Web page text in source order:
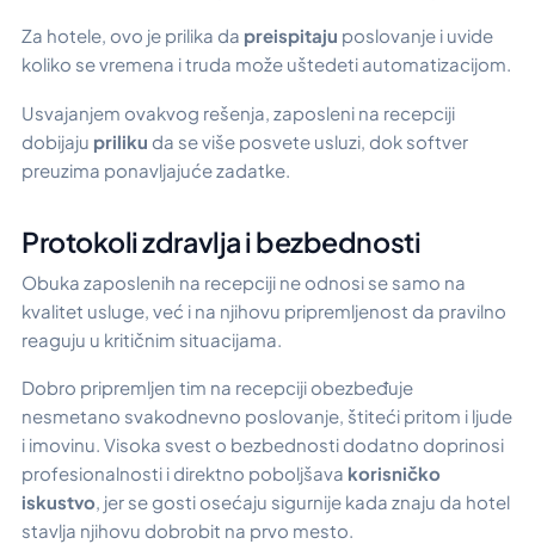
Za hotele, ovo je prilika da preispitaju poslovanje i uvide
koliko se vremena i truda može uštedeti automatizacijom.
Usvajanjem ovakvog rešenja, zaposleni na recepciji
dobijaju priliku da se više posvete usluzi, dok softver
preuzima ponavljajuće zadatke.
Protokoli zdravlja i bezbednosti
Obuka zaposlenih na recepciji ne odnosi se samo na
kvalitet usluge, već i na njihovu pripremljenost da pravilno
reaguju u kritičnim situacijama.
Dobro pripremljen tim na recepciji obezbeđuje
nesmetano svakodnevno poslovanje, štiteći pritom i ljude
i imovinu. Visoka svest o bezbednosti dodatno doprinosi
profesionalnosti i direktno poboljšava korisničko
iskustvo, jer se gosti osećaju sigurnije kada znaju da hotel
stavlja njihovu dobrobit na prvo mesto.